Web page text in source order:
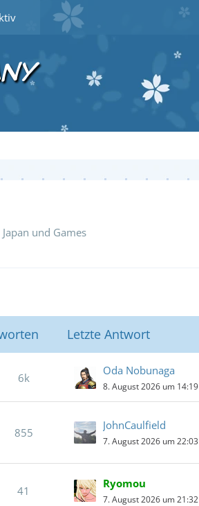
und Games
Letzte Antwort
6k
Oda Nobunaga
8. August 2026 um 14:19
855
JohnCaulfield
7. August 2026 um 22:03
41
Ryomou
7. August 2026 um 21:32